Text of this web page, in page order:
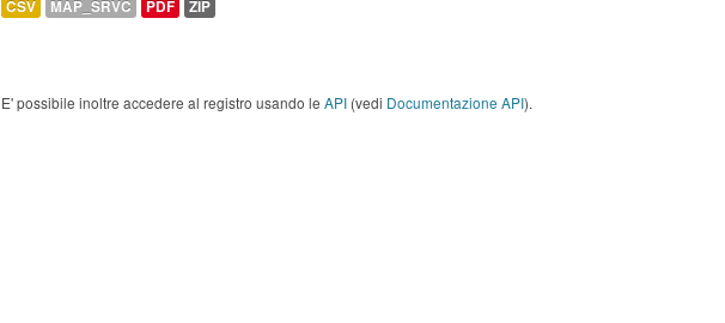
CSV MAP_SRVC PDF ZIP
E' possibile inoltre accedere al registro usando le API (vedi Documentazione API).